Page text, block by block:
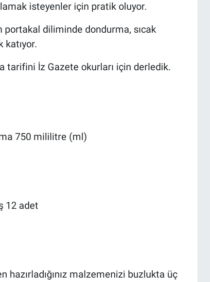
isteyenler için pratik oluyor.
diliminde dondurma, sıcak
katıyor.
İz Gazete okurları için derledik.
750 mililitre (ml)
12 adet
hazırladığınız malzemenizi buzlukta üç